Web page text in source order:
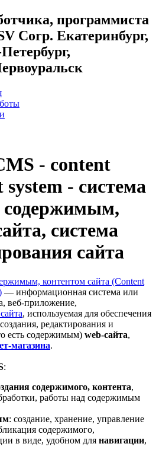
программиста
Corp. Екатеринбург,
- content
- система
содержимым,
система
сайта
контентом сайта (Content
— информационная система или
веб-приложение,
, используемая для обеспечения
редактирования и
есть содержимым) web-сайта,
магазина.
:
содержимого, контента,
работы над содержимым
: создание, хранение, управление
содержимого,
в виде, удобном для навигации,